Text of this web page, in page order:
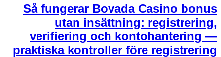
Så fungerar Bovada Casino bonus
utan insättning: registrering,
verifiering och kontohantering —
praktiska kontroller före registrering